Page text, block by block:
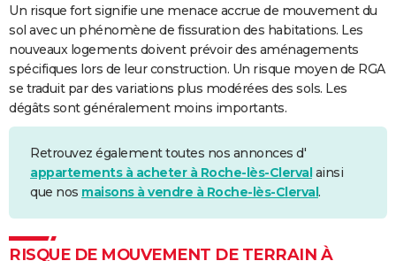
Un risque fort signifie une menace accrue de mouvement du
sol avec un phénomène de fissuration des habitations. Les
nouveaux logements doivent prévoir des aménagements
spécifiques lors de leur construction. Un risque moyen de RGA
se traduit par des variations plus modérées des sols. Les
dégâts sont généralement moins importants.
Retrouvez également toutes nos annonces d'
appartements à acheter à Roche-lès-Clerval ainsi
que nos maisons à vendre à Roche-lès-Clerval.
RISQUE DE MOUVEMENT DE TERRAIN À